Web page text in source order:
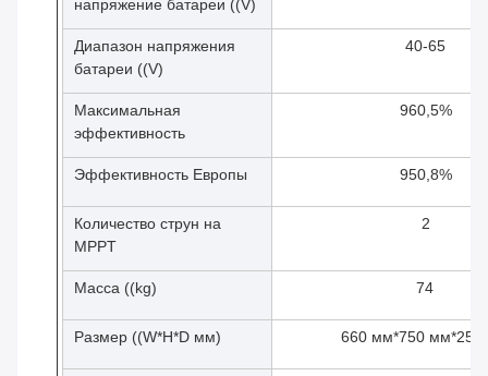
напряжение батареи ((V)
Диапазон напряжения
батареи ((V)
40-65
Максимальная
эффективность
960,5%
Эффективность Европы 950,8%
Количество струн на
MPPT
2
Масса ((kg) 74
Размер ((W*H*D мм) 660 мм*750